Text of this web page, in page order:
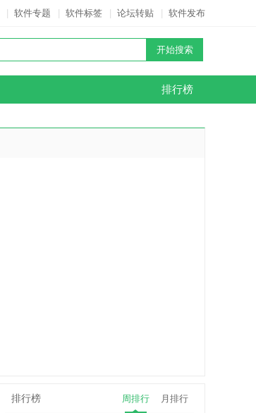
软件专题 软件标签 论坛转贴 软件发布
排行榜
排行榜 周排行 月排行